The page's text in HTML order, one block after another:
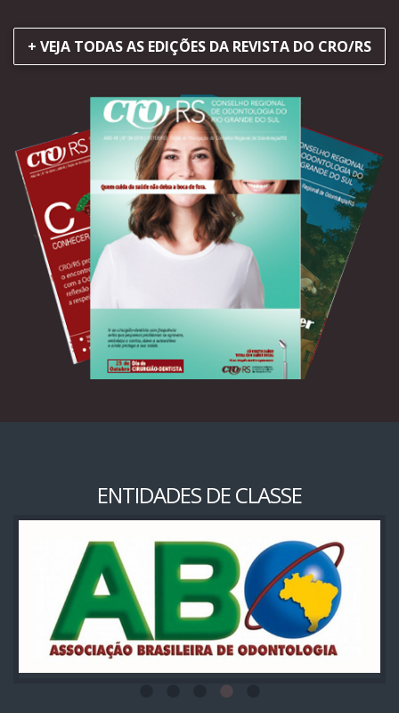
+ VEJA TODAS AS EDIÇÕES DA REVISTA DO CRO/RS
ENTIDADES DE CLASSE